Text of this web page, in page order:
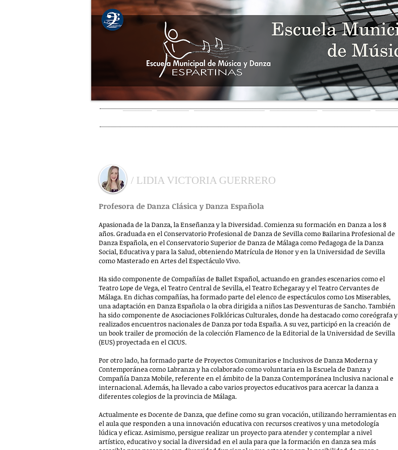
HUDSON SCHOOL
SINCE 2023
/ LIDIA VICTORIA GUERRERO
Profesora de Danza Clásica y Danza Española
Apasionada de la Danza, la Enseñanza y la Diversidad. Comienza su formación en Danza a los 8
años. Graduada en el Conservatorio Profesional de Danza de Sevilla como Bailarina Profesional de
Danza Española, en el Conservatorio Superior de Danza de Málaga como Pedagoga de la Danza
Social, Educativa y para la Salud, obteniendo Matrícula de Honor y en la Universidad de Sevilla
como Masterado en Artes del Espectáculo Vivo.
Ha sido componente de Compañías de Ballet Español, actuando en grandes escenarios como el
Teatro Lope de Vega, el Teatro Central de Sevilla, el Teatro Echegaray y el Teatro Cervantes de
Málaga. En dichas compañías, ha formado parte del elenco de espectáculos como Los Miserables,
una adaptación en Danza Española o la obra dirigida a niños Las Desventuras de Sancho. También
ha sido componente de Asociaciones Folklóricas Culturales, donde ha destacado como coreógrafa y
realizados encuentros nacionales de Danza por toda España. A su vez, participó en la creación de
un book trailer de promoción de la colección Flamenco de la Editorial de la Universidad de Sevilla
(EUS) proyectada en el CICUS.
Por otro lado, ha formado parte de Proyectos Comunitarios e Inclusivos de Danza Moderna y
Contemporánea como Labranza y ha colaborado como voluntaria en la Escuela de Danza y
Compañía Danza Mobile, referente en el ámbito de la Danza Contemporánea Inclusiva nacional e
internacional. Además, ha llevado a cabo varios proyectos educativos para acercar la danza a
diferentes colegios de la provincia de Málaga.
Actualmente es Docente de Danza, que define como su gran vocación, utilizando herramientas en
el aula que responden a una innovación educativa con recursos creativos y una metodología
lúdica y eficaz. Asimismo, persigue realizar un proyecto para atender y contemplar a nivel
artístico, educativo y social la diversidad en el aula para que la formación en danza sea más